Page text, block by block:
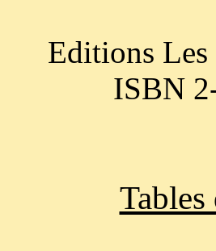
Editions
ISBN
Tables